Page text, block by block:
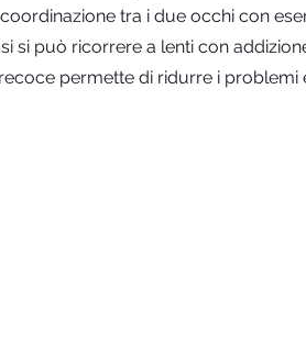
tra i due occhi con
si può ricorrere a lenti con
permette di ridurre i problemi